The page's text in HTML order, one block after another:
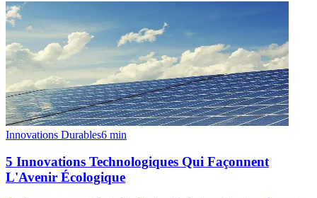
Innovations Durables6 min
5 Innovations Technologiques Qui Façonnent
L'Avenir Écologique